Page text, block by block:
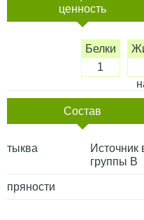
ценность
Белки
1
Состав
тыква
Источник
группы В
пряности